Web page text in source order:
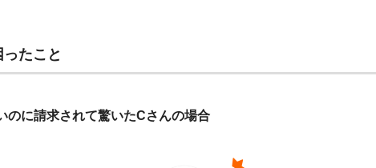
たこと
のに請求されて驚いたCさんの場合